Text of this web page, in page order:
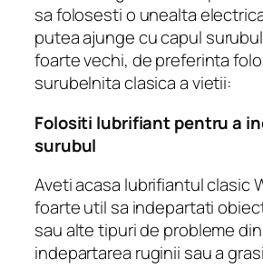
sa folosesti o unealta
putea ajunge cu capul
foarte vechi, de preferinta
surubelnita clasica a vietii:
Folositi lubrifiant pentru a
surubul
Aveti acasa lubrifiantul clasic
foarte util sa indepartati
sau alte tipuri de probleme
indepartarea ruginii sau a